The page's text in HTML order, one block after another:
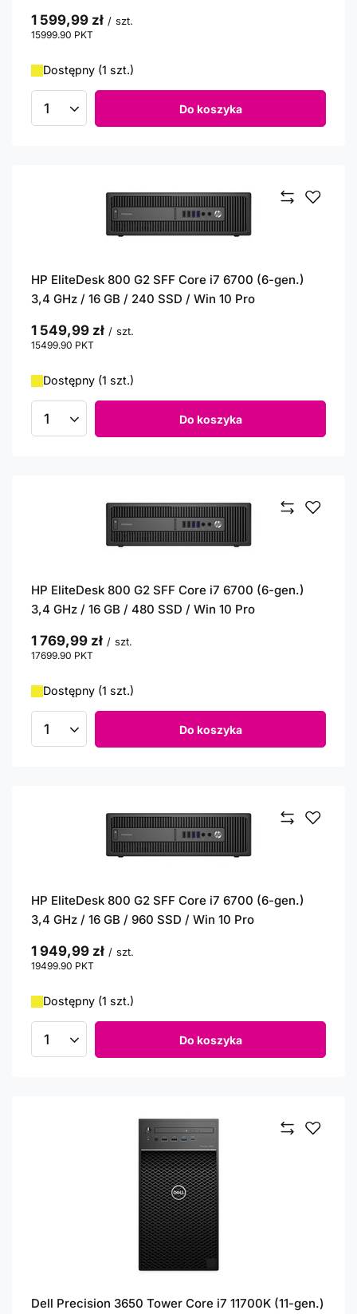
1 599,99 zł / szt.
15999.90 PKT
Dostępny (1 szt.)
Ilość produktów Do koszyka
HP EliteDesk 800 G2 SFF Core i7 6700 (6-gen.)
3,4 GHz / 16 GB / 240 SSD / Win 10 Pro
1 549,99 zł / szt.
15499.90 PKT
Dostępny (1 szt.)
Ilość produktów Do koszyka
HP EliteDesk 800 G2 SFF Core i7 6700 (6-gen.)
3,4 GHz / 16 GB / 480 SSD / Win 10 Pro
1 769,99 zł / szt.
17699.90 PKT
Dostępny (1 szt.)
Ilość produktów Do koszyka
HP EliteDesk 800 G2 SFF Core i7 6700 (6-gen.)
3,4 GHz / 16 GB / 960 SSD / Win 10 Pro
1 949,99 zł / szt.
19499.90 PKT
Dostępny (1 szt.)
Ilość produktów Do koszyka
Dell Precision 3650 Tower Core i7 11700K (11-gen.)